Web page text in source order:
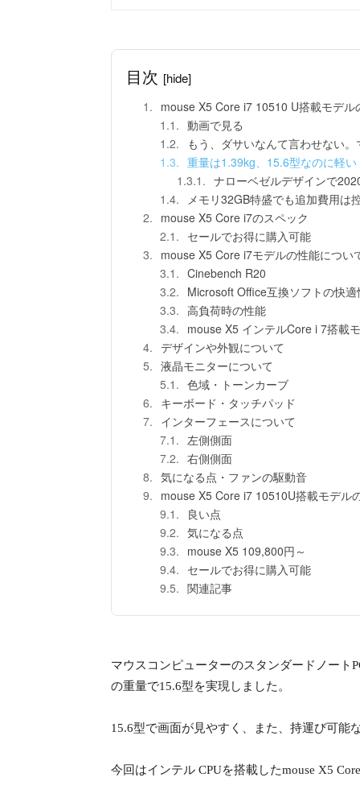
目次 [hide]
mouse X5 Core i7 10510 U搭載モデル
動画で見る
もう、ダサいなんて言わせない
重量は1.39kg、15.6型なのに軽い
ナローベゼルデザインで
メモリ32GB特盛でも追加費用は
mouse X5 Core i7のスペック
セールでお得に購入可能
mouse X5 Core i7モデルの性能につい
Cinebench R20
Microsoft Office互換ソフトの快適
高負荷時の性能
mouse X5 インテルCore i 7搭載
デザインや外観について
液晶モニターについて
色域・トーンカーブ
キーボード・タッチパッド
インターフェースについて
左側側面
右側側面
気になる点・ファンの駆動音
mouse X5 Core i7 10510U搭載モデル
良い点
気になる点
mouse X5 109,800円～
セールでお得に購入可能
関連記事
マウスコンピューターのスタンダードノート
の重量で15.6型を実現しました。
15.6型で画面が見やすく、また、持運び可能
今回はインテル CPUを搭載したmouse X5